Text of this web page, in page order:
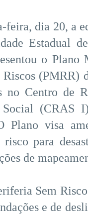
feira, dia 20, a
Estadual
o Plano
Riscos (PMRR)
no Centro de
Social (CRAS
Plano visa
para
de
Sem
e de